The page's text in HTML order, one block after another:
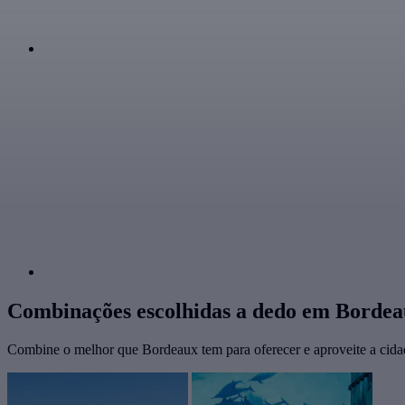
Combinações escolhidas a dedo em
Combine o melhor que Bordeaux tem para oferecer e aproveite a